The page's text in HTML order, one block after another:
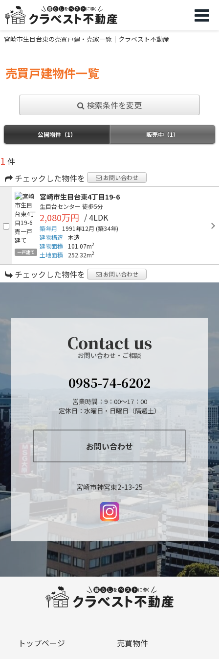
宮崎市生目台東の売買戸建・売家一覧｜クラベスト不動産
売買戸建物件一覧
検索条件を変更
公開物件（1） 販売中（1）
1 件
チェックした物件を
お問い合わせ
一戸建て
宮崎市生目台東4丁目19-6
生目台センター 徒歩5分
2,080万円 / 4LDK
築年月 1991年12月 (築34年)
建物構造 木造
建物面積
101.07m2
土地面積 252.32m2
チェックした物件を お問い合わせ
Contact us
お問い合わせ・ご相談
0985-74-6202
営業時間：9：00～17：00
定休日：水曜日・日曜日（隔週土）
お問い合わせ
宮崎市神宮東2-13-25
トップページ 売買物件